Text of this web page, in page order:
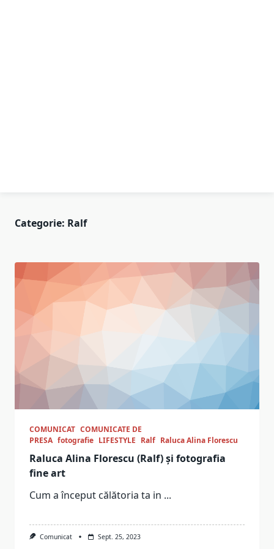
Categorie: Ralf
COMUNICAT COMUNICATE DE
PRESA fotografie LIFESTYLE Ralf Raluca Alina Florescu
Raluca Alina Florescu (Ralf) și fotografia
fine art
Cum a început călătoria ta in ...
Comunicat Sept. 25, 2023